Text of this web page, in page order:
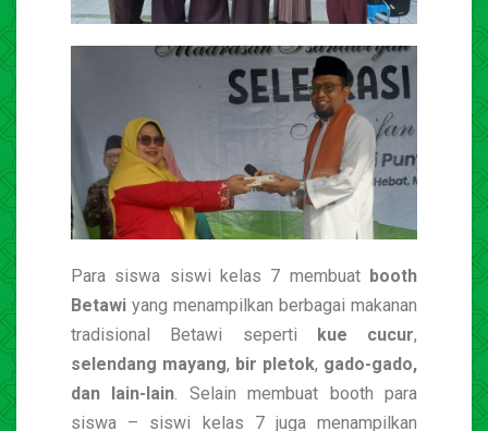
Para siswa siswi kelas 7 membuat booth
Betawi yang menampilkan berbagai makanan
tradisional Betawi seperti
kue cucur,
selendang mayang, bir pletok, gado-gado,
dan lain-lain. Selain membuat booth para
siswa – siswi kelas 7 juga menampilkan